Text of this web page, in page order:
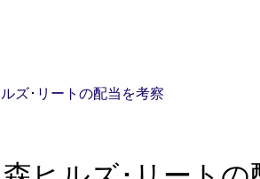
ルズ･リートの配当を考察